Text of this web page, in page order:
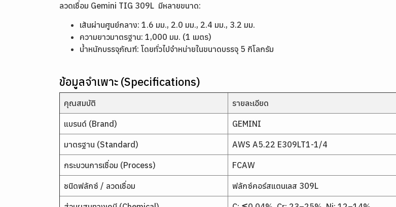
ลวดเชื่อม Gemini TIG 309L มีหลายขนาด:
เส้นผ่านศูนย์กลาง: 1.6 มม., 2.0 มม., 2.4 มม., 3.2 มม.
ความยาวมาตรฐาน: 1,000 มม. (1 เมตร)
น้ำหนักบรรจุภัณฑ์: โดยทั่วไปจำหน่ายในขนาดบรรจุ 5 กิโลกรัม
ข้อมูลจำเพาะ (Specifications)
คุณสมบัติ รายละเอียด
แบรนด์ (Brand) GEMINI
มาตรฐาน (Standard) AWS A5.22 E309LT1-1/4
กระบวนการเชื่อม (Process) FCAW
ชนิดฟลักซ์ / ลวดเชื่อม ฟลักซ์คอร์สแตนเลส 309L